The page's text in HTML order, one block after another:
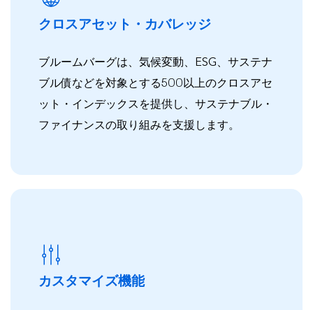
クロスアセット・カバレッジ
ブルームバーグは、気候変動、ESG、サステナ
ブル債などを対象とする500以上のクロスアセ
ット・インデックスを提供し、サステナブル・
ファイナンスの取り組みを支援します。
カスタマイズ機能